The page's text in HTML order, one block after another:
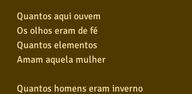
Quantos aqui ouvem
Os olhos eram de fé
Quantos elementos
Amam aquela mulher
Quantos homens eram inverno